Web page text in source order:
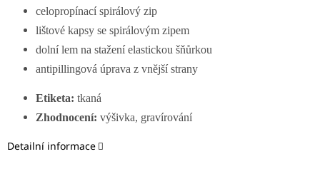
celopropínací spirálový zip
lištové kapsy se spirálovým zipem
dolní lem na stažení elastickou šňůrkou
antipillingová úprava z vnější strany
Etiketa: tkaná
Zhodnocení: výšivka, gravírování
Detailní informace